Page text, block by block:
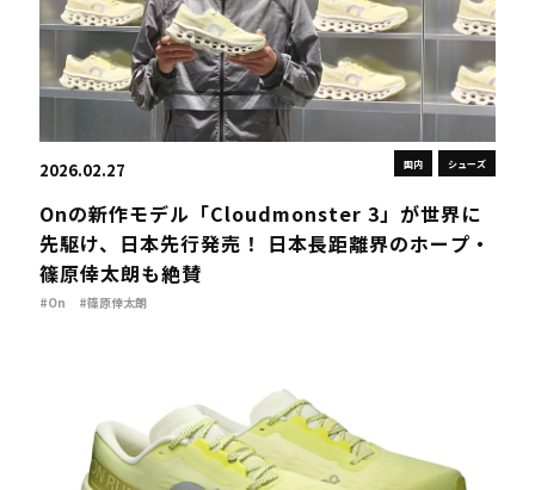
国内 シューズ
2026.02.27
Onの新作モデル「Cloudmonster 3」が世界に
先駆け、⽇本先⾏発売！ 日本長距離界のホープ・
篠原倖太朗も絶賛
#On #篠原倖太朗